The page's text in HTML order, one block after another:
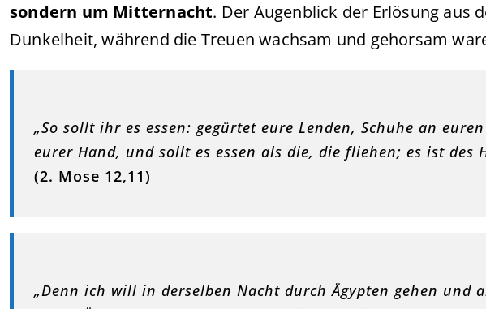
sondern um Mitternacht. Der Augenblick der Erlösung aus
Dunkelheit, während die Treuen wachsam und gehorsam
„So sollt ihr es essen: gegürtet eure Lenden, Schuhe an
eurer Hand, und sollt es essen als die, die fliehen; es ist des
(2. Mose 12,11)
„Denn ich will in derselben Nacht durch Ägypten gehen und